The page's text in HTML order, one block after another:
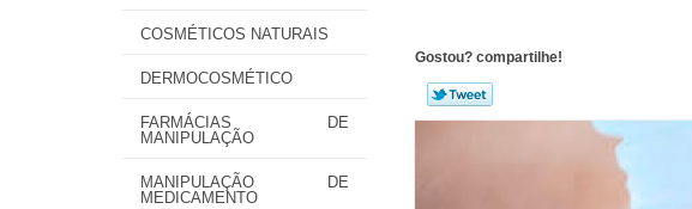
COSMÉTICOS NATURAIS
DERMOCOSMÉTICO
FARMÁCIAS DE
MANIPULAÇÃO
MANIPULAÇÃO DE
MEDICAMENTO
Gostou? compartilhe!